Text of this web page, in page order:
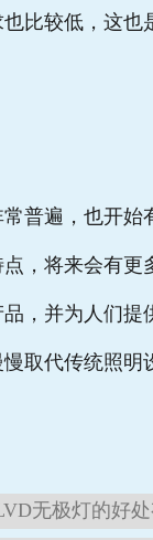
比较低，这也
普遍，也开始
，将来会有更
，并为人们提
取代传统照明
无极灯的好